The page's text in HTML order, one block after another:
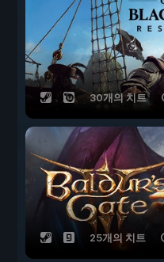
30개의 치트
25개의 치트